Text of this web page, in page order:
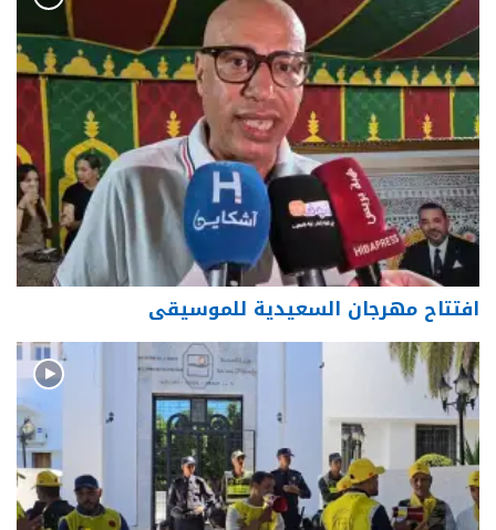
افتتاح مهرجان السعيدية للموسيقى